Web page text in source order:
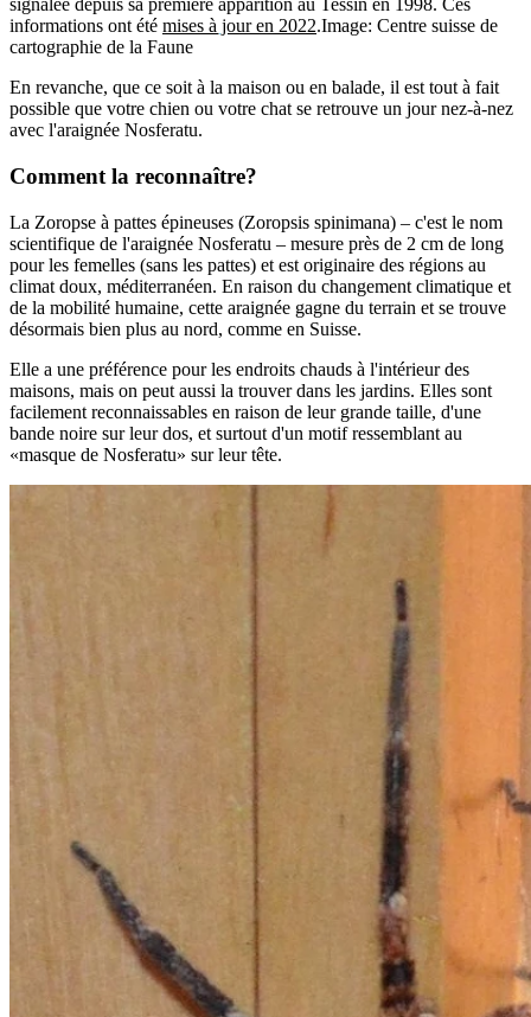
signalée depuis sa première apparition au Tessin en 1998. Ces
informations ont été mises à jour en 2022.Image: Centre suisse de
cartographie de la Faune
En revanche, que ce soit à la maison ou en balade, il est tout à fait
possible que votre chien ou votre chat se retrouve un jour nez-à-nez
avec l'araignée Nosferatu.
Comment la reconnaître?
La Zoropse à pattes épineuses (Zoropsis spinimana) – c'est le nom
scientifique de l'araignée Nosferatu – mesure près de 2 cm de long
pour les femelles (sans les pattes) et est originaire des régions au
climat doux, méditerranéen. En raison du changement climatique et
de la mobilité humaine, cette araignée gagne du terrain et se trouve
désormais bien plus au nord, comme en Suisse.
Elle a une préférence pour les endroits chauds à l'intérieur des
maisons, mais on peut aussi la trouver dans les jardins. Elles sont
facilement reconnaissables en raison de leur grande taille, d'une
bande noire sur leur dos, et surtout d'un motif ressemblant au
«masque de Nosferatu» sur leur tête.